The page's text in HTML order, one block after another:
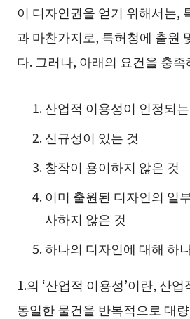
이 디자인권을 얻기 위해서는,
과 마찬가지로, 특허청에 출원
다. 그러나, 아래의 요건을 충
산업적 이용성이 인정되
신규성이 있는 것
창작이 용이하지 않은 것
이미 출원된 디자인의 일
사하지 않은 것
하나의 디자인에 대해 하
1.의 ‘산업적 이용성’이란, 산
동일한 물건을 반복적으로 대